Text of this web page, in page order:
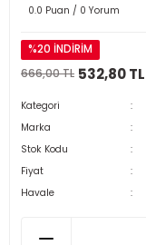
0.0 Puan / 0 Yorum
%20 İNDİRİM
666,00 TL 532,80 TL
Kategori
Marka
Stok Kodu
Fiyat
Havale